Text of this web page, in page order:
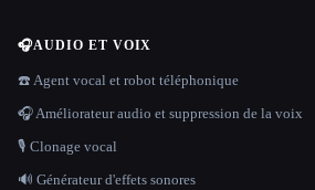
🎧AUDIO ET VOIX
☎️ Agent vocal et robot téléphonique
🎧 Améliorateur audio et suppression de la voix
🎙️ Clonage vocal
🔊 Générateur d'effets sonores